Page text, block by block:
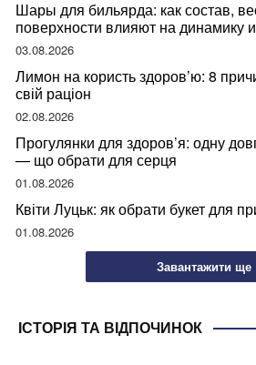
Шары для бильярда: как состав,
поверхности влияют на динамику
03.08.2026
Лимон на користь здоров’ю: 8
свій раціон
02.08.2026
Прогулянки для здоров’я: одну
— що обрати для серця
01.08.2026
Квіти Луцьк: як обрати букет для
01.08.2026
Завантажити ще
ІСТОРІЯ ТА ВІДПОЧИНОК